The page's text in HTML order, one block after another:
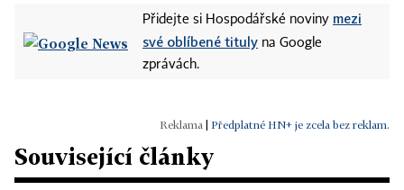
Přidejte si Hospodářské noviny mezi
své oblíbené tituly na Google
zprávách.
Předplatné HN+ je zcela bez reklam.
Související články